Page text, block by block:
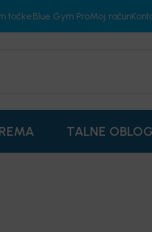
točkeBlue Gym ProMoj račun
TALNE